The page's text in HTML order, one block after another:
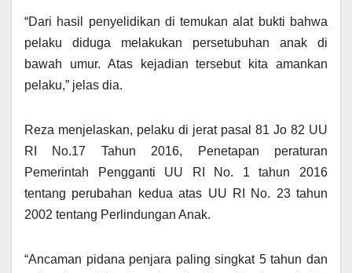
“Dari hasil penyelidikan di temukan alat bukti bahwa
pelaku diduga melakukan persetubuhan anak di
bawah umur. Atas kejadian tersebut kita amankan
pelaku,” jelas dia.
Reza menjelaskan, pelaku di jerat pasal 81 Jo 82 UU
RI No.17 Tahun 2016, Penetapan peraturan
Pemerintah Pengganti UU RI No. 1 tahun 2016
tentang perubahan kedua atas UU RI No. 23 tahun
2002 tentang Perlindungan Anak.
“Ancaman pidana penjara paling singkat 5 tahun dan